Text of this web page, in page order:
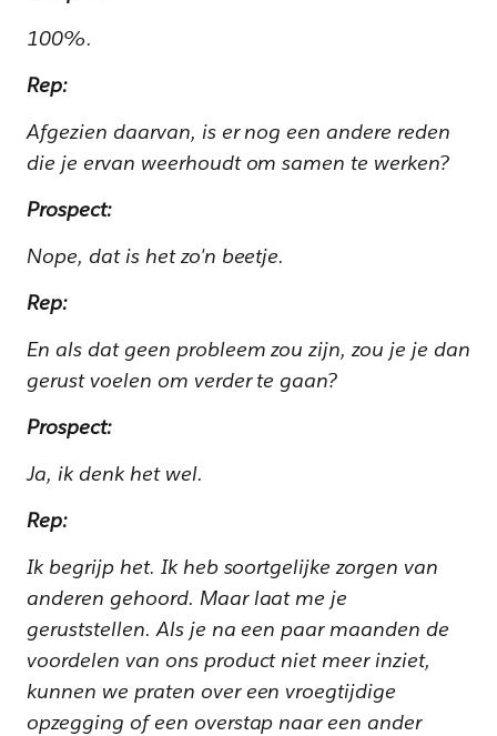
100%.
Rep:
Afgezien daarvan, is er nog een andere reden
die je ervan weerhoudt om samen te werken?
Prospect:
Nope, dat is het zo'n beetje.
Rep:
En als dat geen probleem zou zijn, zou je je dan
gerust voelen om verder te gaan?
Prospect:
Ja, ik denk het wel.
Rep:
Ik begrijp het. Ik heb soortgelijke zorgen van
anderen gehoord. Maar laat me je
geruststellen. Als je na een paar maanden de
voordelen van ons product niet meer inziet,
kunnen we praten over een vroegtijdige
opzegging of een overstap naar een ander